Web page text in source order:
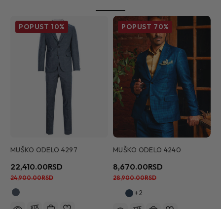
POPUST 10%
MUŠKO ODELO 4297
22,410.00RSD
24,900.00RSD
POPUST 70%
MUŠKO ODELO 4240
8,670.00RSD
28,900.00RSD
+2